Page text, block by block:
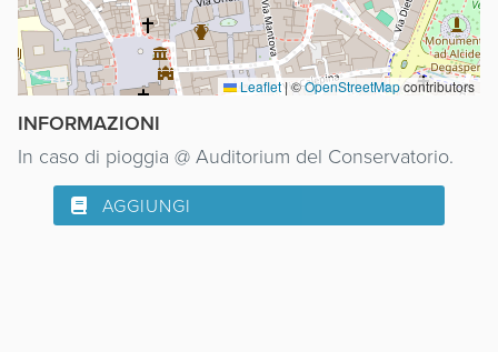
Leaflet|©OpenStreetMapcontributors
INFORMAZIONI
In caso di pioggia @ Auditorium del Conservatorio.
AGGIUNGI